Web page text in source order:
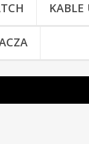
KABLE